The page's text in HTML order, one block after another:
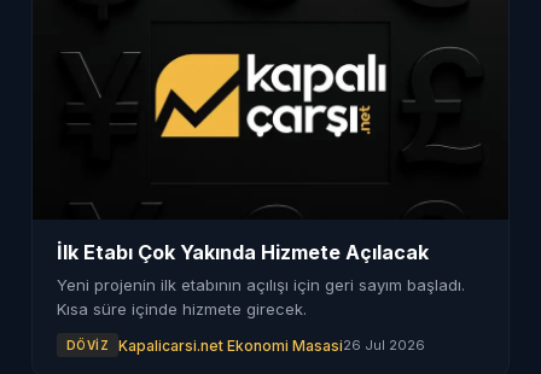
İlk Etabı Çok Yakında Hizmete Açılacak
Yeni projenin ilk etabının açılışı için geri sayım başladı.
Kısa süre içinde hizmete girecek.
DÖVIZ Kapalicarsi.net Ekonomi Masasi26 Jul 2026